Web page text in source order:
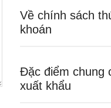
Về chính sách
khoán
Đặc điểm chung
xuất khẩu